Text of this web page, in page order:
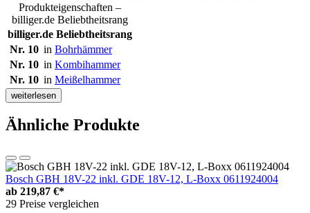
Produkteigenschaften –
billiger.de Beliebtheitsrang
billiger.de Beliebtheitsrang
Nr. 10 in Bohrhämmer
Nr. 10 in Kombihammer
Nr. 10 in Meißelhammer
weiterlesen
Ähnliche Produkte
Bosch GBH 18V-22 inkl. GDE 18V-12, L-Boxx 0611924004
ab 219,87 €*
29 Preise vergleichen